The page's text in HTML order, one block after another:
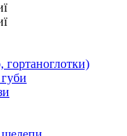
гортаноглотки)